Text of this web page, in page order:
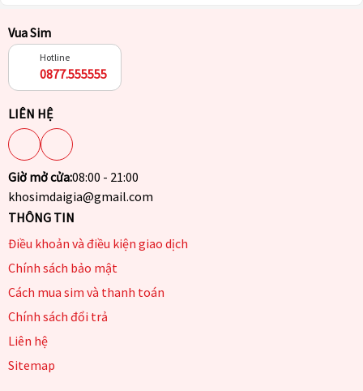
Vua Sim
Hotline
0877.555555
LIÊN HỆ
Giờ mở cửa:08:00 - 21:00
khosimdaigia@gmail.com
THÔNG TIN
Điều khoản và điều kiện giao dịch
Chính sách bảo mật
Cách mua sim và thanh toán
Chính sách đổi trả
Liên hệ
Sitemap